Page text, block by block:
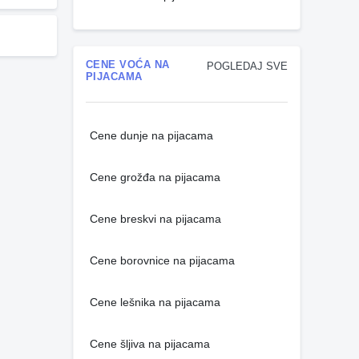
POGLEDAJ SVE
CENE VOĆA NA
PIJACAMA
Cene dunje na pijacama
Cene grožđa na pijacama
Cene breskvi na pijacama
Cene borovnice na pijacama
Cene lešnika na pijacama
Cene šljiva na pijacama